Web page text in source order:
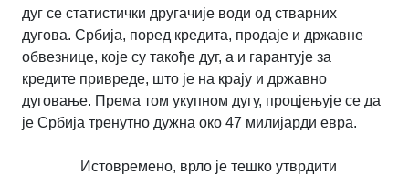
дуг се статистички другачије води од стварних
дугова. Србија, поред кредита, продаје и државне
обвезнице, које су такође дуг, а и гарантује за
кредите привреде, што је на крају и државно
дуговање. Према том укупном дугу, процјењује се да
је Србија тренутно дужна око 47 милијарди евра.
Истовремено, врло је тешко утврдити